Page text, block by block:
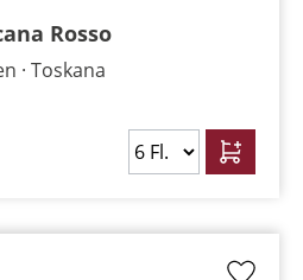
Rosso
Toskana